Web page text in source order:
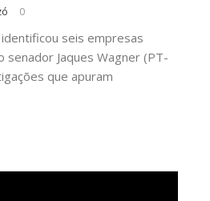
0
identificou seis empresas
senador Jaques Wagner (PT-
que apuram